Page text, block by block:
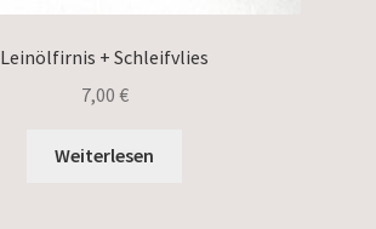
Leinölfirnis + Schleifvlies
7,00 €
Weiterlesen